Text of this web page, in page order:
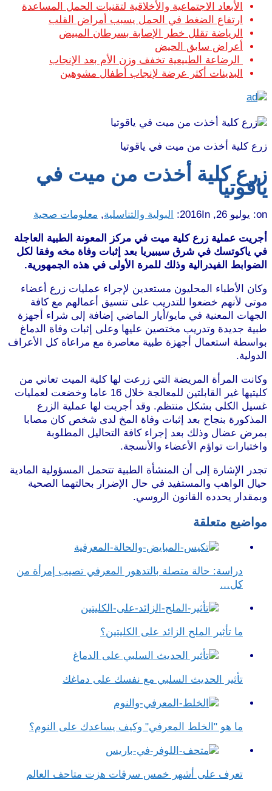
الأبعاد الاجتماعية والأخلاقية لتقنيات الحمل المساعدة
ارتفاع الضغط في الحمل يسبب أمراض القلب
الرياضة تقلل خطر الإصابة بسرطان المبيض
أعراض سابق الحيض
الرضاعة الطبيعية تخفف وزن الأم بعد الإنجاب
البدينات أكثر عرضة لإنجاب أطفال مشوهين
زرع كلية أخذت من ميت في ياقوتيا
زرع كلية أخذت من ميت في
ياقوتيا
on: يوليو 26, 2016 In: البولية والتناسلية, معلومات صحية
أجريت عملية زرع كلية ميت في مركز المعونة الطبية العاجلة
في ياكوتسك في شرق سيبيريا بعد إثبات وفاة مخه وفقا لكل
الضوابط الفيدرالية وذلك للمرة الأولى في هذه الجمهورية.
وكان الأطباء المحليون مستعدين لإجراء عمليات زرع أعضاء
موتى لأنهم خضعوا للتدريب على تنسيق أعمالهم مع كافة
الجهات المعنية في مايو/أيار الماضي إضافة إلى شراء أجهزة
طبية جديدة وتدريب مختصين عليها وعلى إثبات وفاة الدماغ
بواسطة استعمال أجهزة طبية معاصرة مع مراعاة كل الأعراف
الدولية.
وكانت المرأة المريضة التي زرعت لها كلية الميت تعاني من
كليتيها غير القابلتين للمعالجة خلال 16 عاما وخضعت لعمليات
غسيل الكلى بشكل منتظم. وقد أجريت لها عملية الزرع
المذكورة بنجاح بعد إثبات وفاة المخ لدى شخص كان مصابا
بمرض عضال وذلك بعد إجراء كافة التحاليل المطلوبة
واختبارات تواؤم الأعضاء والأنسجة.
تجدر الإشارة إلى أن المنشأة الطبية تتحمل المسؤولية المادية
حيال الواهب والمستفيد في حال الإضرار بحالتهما الصحية
وبمقدار يحدده القانون الروسي.
مواضيع متعلقة
دراسة: حالة متصلة بالتدهور المعرفي تصيب إمرأة من
كل…
ما تأثير الملح الزائد على الكليتين؟
تأثير الحديث السلبي مع نفسك على دماغك
ما هو "الخلط المعرفي" وكيف يساعدك على النوم؟
تعرف على أشهر خمس سرقات هزت متاحف العالم